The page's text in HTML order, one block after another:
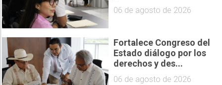
06 de agosto de 2026
Fortalece Congreso del
Estado diálogo por los
derechos y des...
06 de agosto de 2026